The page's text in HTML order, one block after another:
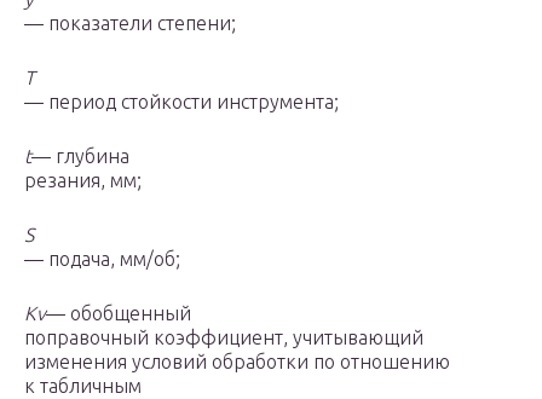
— показатели степени;
T
— период стойкости инструмента;
t— глубина
резания, мм;
S
— подача, мм/об;
Kv— обобщенный
поправочный коэффициент, учитывающий
изменения условий обработки по отношению
к табличным